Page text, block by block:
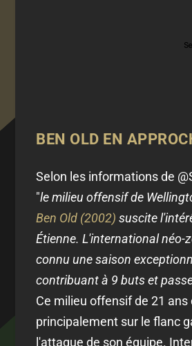
BEN OLD EN
Selon les informations de
"le milieu offensif de
Ben Old (2002) suscite
Étienne. L'international néo-
connu une saison
contribuant à 9 buts et
Ce milieu offensif de 21 ans
principalement sur le flanc
l'attaque de son équipe.